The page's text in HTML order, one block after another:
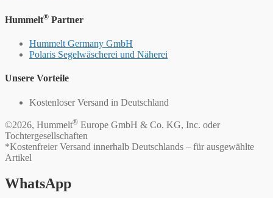
Hummelt® Partner
Hummelt Germany GmbH
Polaris Segelwäscherei und Näherei
Unsere Vorteile
Kostenloser Versand in Deutschland
©2026, Hummelt® Europe GmbH & Co. KG, Inc. oder
Tochtergesellschaften
*Kostenfreier Versand innerhalb Deutschlands – für ausgewählte
Artikel
WhatsApp